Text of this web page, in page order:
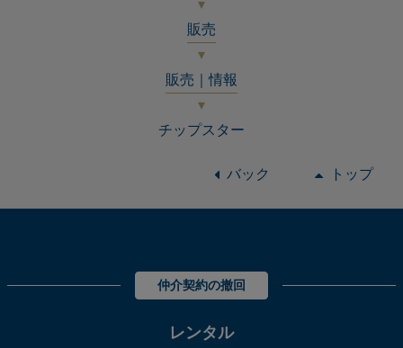
販売
販売｜情報
チップスター
バック トップ
仲介契約の撤回
レンタル